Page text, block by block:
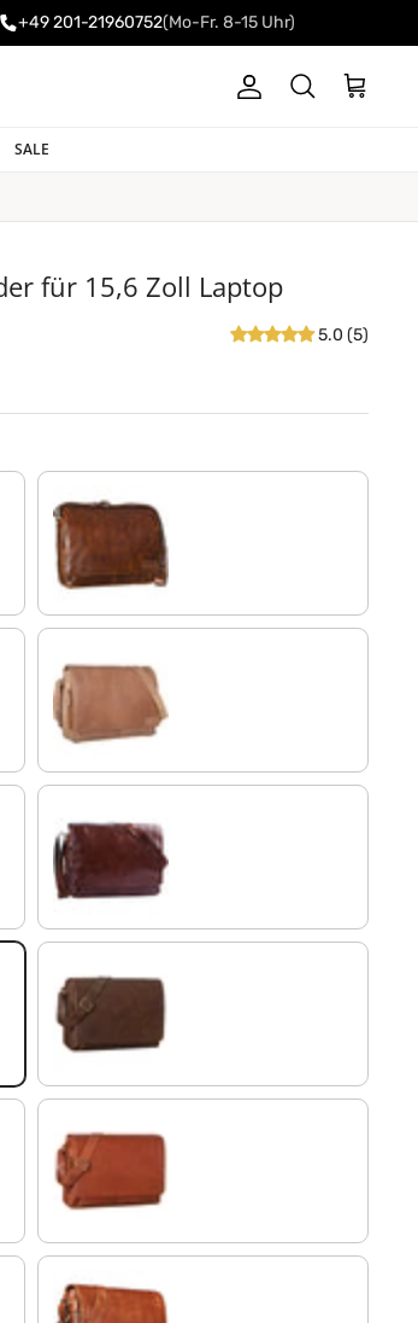
+49 201-21960752(Mo-Fr. 8-15 Uhr)
KontoSuchen
SALE
für 15,6 Zoll Laptop
5.0 (5)
antik - braun
cognac - hellbraun
schokoladen - braun
crunchy - dunkelbraun
vegetabil - brandy